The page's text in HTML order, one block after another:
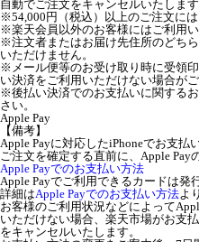
自動でご注文をキャンセルいたします
※54,000円（税込）以上のご注文には
※楽天会員以外のお客様にはご利用い
※注文者またはお届け先住所のどち
いただけません。
※メール便等のお受け取り時に受領
い決済をご利用いただけない場合がご
※後払い決済でのお支払いに関する
さい。
Apple Pay
【備考】
Apple Payに対応したiPhoneでお支払
ご注文を確定する直前に、Apple Pay
Apple Payでのお支払い方法
Apple Payでご利用できるカードは発
詳細はApple Payでのお支払い方法よ
お客様のご利用状況などによって
いただけない場合、楽天市場がお支
をキャンセルいたします。